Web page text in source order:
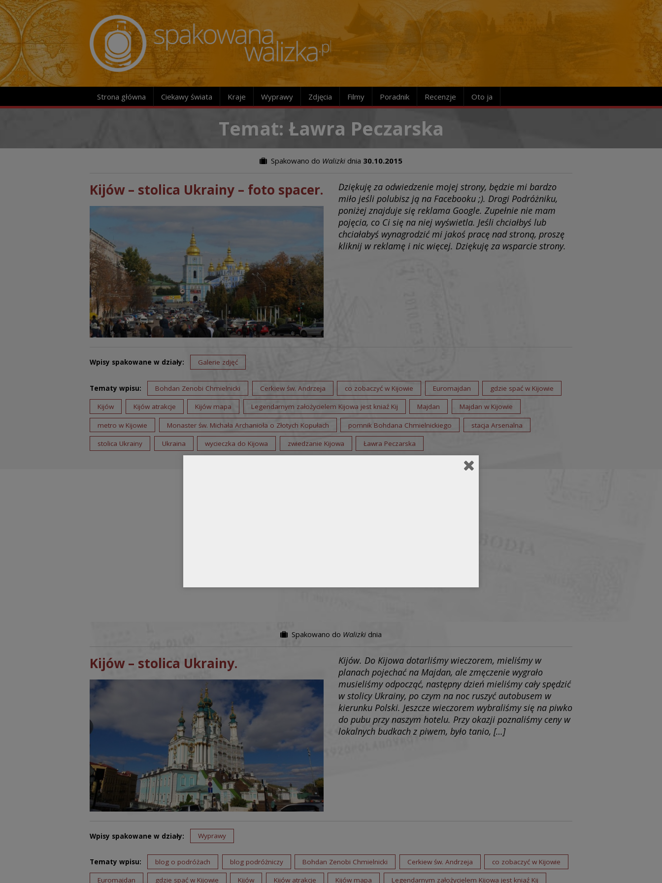
Strona główna Ciekawy świata Kraje Wyprawy Zdjęcia Filmy Poradnik Recenzje Oto ja
Temat: Ławra Peczarska
Spakowano do Walizki dnia 30.10.2015
Kijów – stolica Ukrainy – foto spacer.
Dziękuję za odwiedzenie mojej strony, będzie mi bardzo
miło jeśli polubisz ją na Facebooku ;). Drogi Podróżniku,
poniżej znajduje się reklama Google. Zupełnie nie mam
pojęcia, co Ci się na niej wyświetla. Jeśli chciałbyś lub
chciałabyś wynagrodzić mi jakoś pracę nad stroną, proszę
kliknij w reklamę i nic więcej. Dziękuję za wsparcie strony.
Wpisy spakowane w działy: Galerie zdjęć
Tematy wpisu: Bohdan Zenobi Chmielnicki Cerkiew św. Andrzeja co zobaczyć w Kijowie Euromajdan gdzie spać w Kijowie
Kijów Kijów atrakcje Kijów mapa Legendarnym założycielem Kijowa jest kniaź Kij Majdan Majdan w Kijowie
metro w Kijowie Monaster św. Michała Archanioła o Złotych Kopułach pomnik Bohdana Chmielnickiego stacja Arsenalna
stolica Ukrainy Ukraina wycieczka do Kijowa zwiedzanie Kijowa Ławra Peczarska
Spakowano do Walizki dnia
Kijów – stolica Ukrainy.
Kijów. Do Kijowa dotarliśmy wieczorem, mieliśmy w
planach pojechać na Majdan, ale zmęczenie wygrało
musieliśmy odpocząć, następny dzień mieliśmy cały spędzić
w stolicy Ukrainy, po czym na noc ruszyć autobusem w
kierunku Polski. Jeszcze wieczorem wybraliśmy się na piwko
do pubu przy naszym hotelu. Przy okazji poznaliśmy ceny w
lokalnych budkach z piwem, było tanio, […]
Wpisy spakowane w działy: Wyprawy
Tematy wpisu: blog o podróżach blog podróżniczy Bohdan Zenobi Chmielnicki Cerkiew św. Andrzeja co zobaczyć w Kijowie
Euromajdan gdzie spać w Kijowie Kijów Kijów atrakcje Kijów mapa Legendarnym założycielem Kijowa jest kniaź Kij